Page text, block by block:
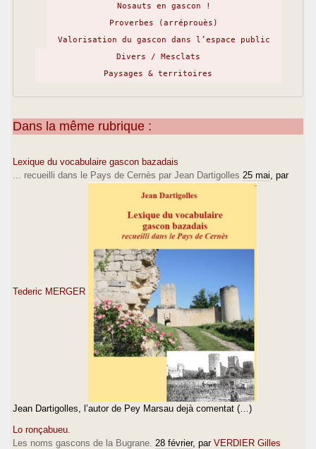
Nosauts en gascon !
Proverbes (arréprouès)
Valorisation du gascon dans l’espace public
Divers / Mesclats
Paysages & territoires
Dans la même rubrique :
Lexique du vocabulaire gascon bazadais
... recueilli dans le Pays de Cernès par Jean Dartigolles 25 mai , par
Tederic MERGER
Jean Dartigolles, l’autor de Pey Marsau dejà comentat (…)
Lo ronçabueu.
Les noms gascons de la Bugrane. 28 février, par VERDIER Gilles